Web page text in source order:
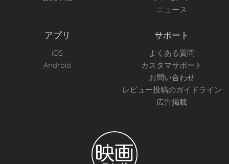
ニュース
アプリ
iOS
Android
サポート
よくある質問
カスタマサポート
お問い合わせ
レビュー投稿のガイドライン
広告掲載